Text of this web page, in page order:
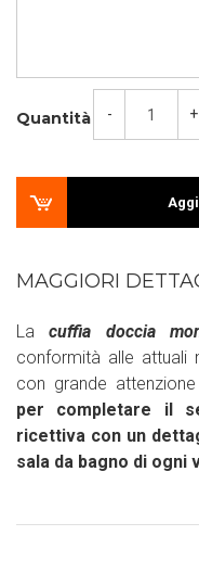
Quantità - +
MAGGIORI
La cuffia doccia
conformità alle attuali
con grande
per completare il
ricettiva con un
sala da bagno di ogni